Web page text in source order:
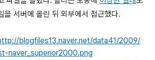
을 서버에 올린 뒤 외부에서 접근했다.
blogfiles13.naver.net/data41/2009/
naver_superior2000.png